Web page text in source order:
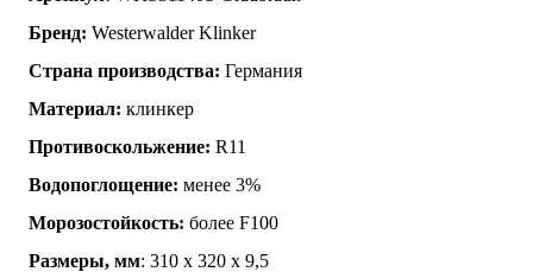
Бренд: Westerwalder Klinker
Страна производства: Германия
Материал: клинкер
Противоскольжение: R11
Водопоглощение: менее 3%
Морозостойкость: более F100
Размеры, мм: 310 x 320 x 9,5